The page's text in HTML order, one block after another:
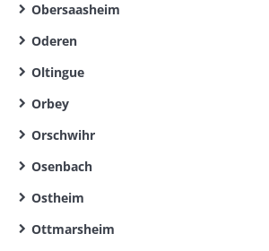
Obersaasheim
Oderen
Oltingue
Orbey
Orschwihr
Osenbach
Ostheim
Ottmarsheim